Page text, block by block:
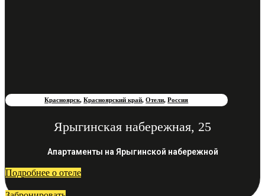
Красноярск,Красноярский край,Отели,Россия
Ярыгинская набережная, 25
Апартаменты на Ярыгинской набережной
Подробнее о отеле